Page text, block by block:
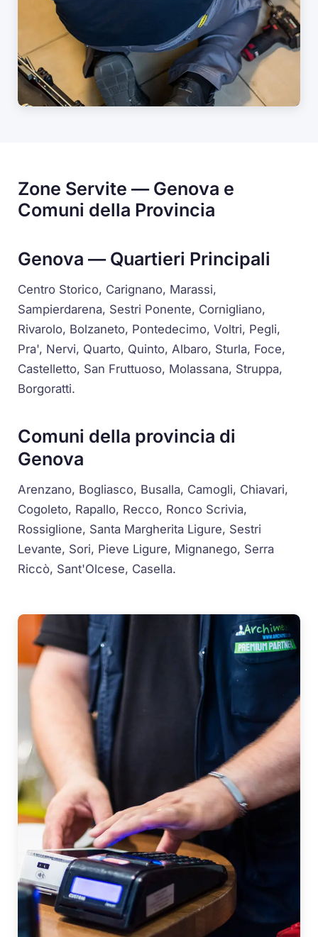
Zone Servite — Genova e
Comuni della Provincia
Genova — Quartieri Principali
Centro Storico, Carignano, Marassi,
Sampierdarena, Sestri Ponente, Cornigliano,
Rivarolo, Bolzaneto, Pontedecimo, Voltri, Pegli,
Pra', Nervi, Quarto, Quinto, Albaro, Sturla, Foce,
Castelletto, San Fruttuoso, Molassana, Struppa,
Borgoratti.
Comuni della provincia di
Genova
Arenzano, Bogliasco, Busalla, Camogli, Chiavari,
Cogoleto, Rapallo, Recco, Ronco Scrivia,
Rossiglione, Santa Margherita Ligure, Sestri
Levante, Sori, Pieve Ligure, Mignanego, Serra
Riccò, Sant'Olcese, Casella.